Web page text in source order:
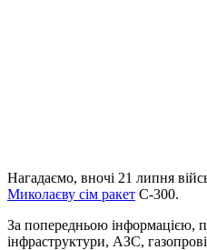
Нагадаємо, вночі 21 липня
Миколаєву сім ракет С-300.
За попередньою інформацією,
інфраструктури, АЗС,